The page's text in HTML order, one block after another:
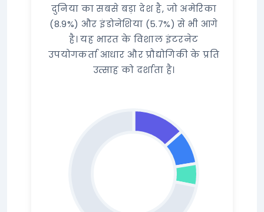
दुनिया का सबसे बड़ा देश है, जो अमेरिका
(8.9%) और इंडोनेशिया (5.7%) से भी आगे
है। यह भारत के विशाल इंटरनेट
उपयोगकर्ता आधार और प्रौद्योगिकी के प्रति
उत्साह को दर्शाता है।